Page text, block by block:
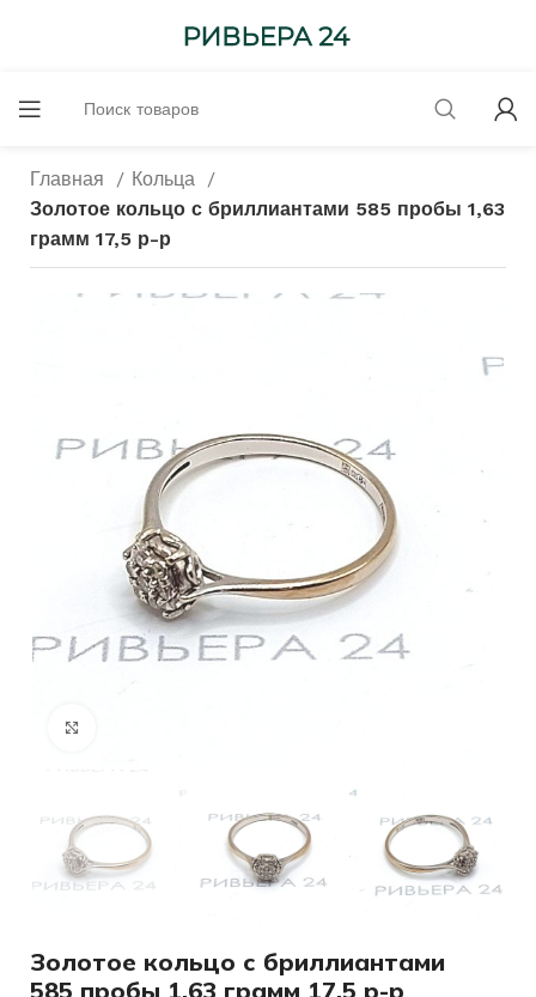
Главная
Кольца
Золотое кольцо с бриллиантами 585 пробы 1,63
грамм 17,5 р-р
Золотое кольцо с бриллиантами
585 пробы 1,63 грамм 17,5 р-р